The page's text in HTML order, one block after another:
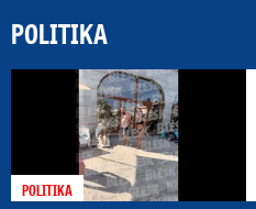
POLITIKA
POLITIKA